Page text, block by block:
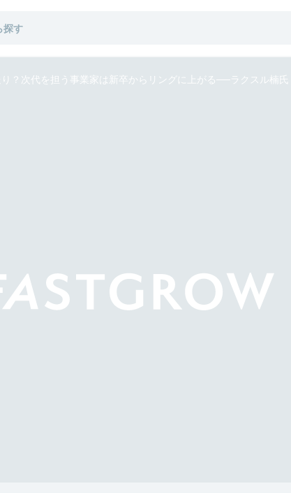
？次代を担う事業家は新卒からリングに上がる──ラクスル楠